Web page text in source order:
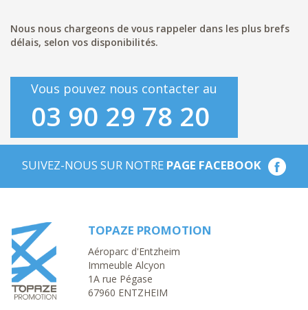
Nous nous chargeons de vous rappeler dans les plus brefs
délais, selon vos disponibilités.
Vous pouvez nous contacter au
03 90 29 78 20
SUIVEZ-NOUS SUR NOTRE PAGE FACEBOOK
TOPAZE PROMOTION
Aéroparc d'Entzheim
Immeuble Alcyon
1A rue Pégase
67960 ENTZHEIM